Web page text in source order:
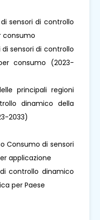
sensori di controllo
consumo
di sensori di controllo
consumo (2023-
principali regioni
dinamico della
2033)
Consumo di sensori
applicazione
controllo dinamico
per Paese